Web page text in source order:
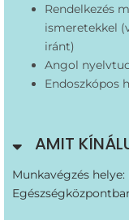
Rendelkezés
ismeretekkel
iránt)
Angol
Endoszkópos
AMIT
Munkavégzés